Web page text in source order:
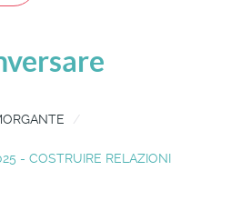
- COSTRUIRE RELAZIONI